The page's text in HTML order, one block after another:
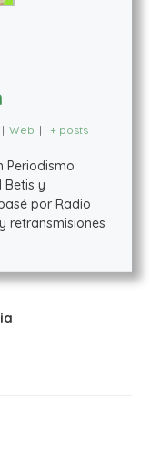
| Web | + posts
Periodismo
Betis y
por Radio
retransmisiones